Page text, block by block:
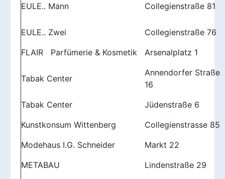
EULE.. Mann Collegienstraße 81
EULE.. Zwei
Collegienstraße 76
FLAIR Parfümerie & Kosmetik
Arsenalplatz 1
Tabak Center
Annendorfer Straße
16
Tabak Center
Jüdenstraße 6
Kunstkonsum Wittenberg
Collegienstrasse 85
Modehaus I.G. Schneider
Markt 22
METABAU
Lindenstraße 29